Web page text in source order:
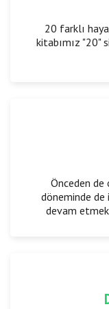
20 farklı
kitabımız "20"
Önceden de
döneminde de
devam